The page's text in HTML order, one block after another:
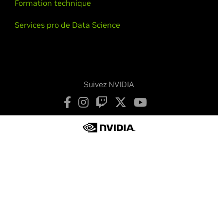
Formation technique
Services pro de Data Science
Suivez NVIDIA